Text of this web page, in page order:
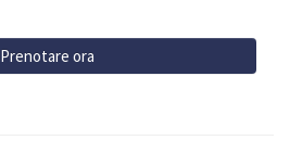
Prenotare ora